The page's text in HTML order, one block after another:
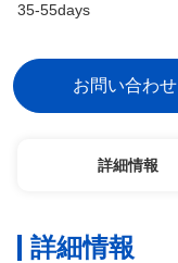
35-55days
お問い合わせ
詳細情報
詳細情報